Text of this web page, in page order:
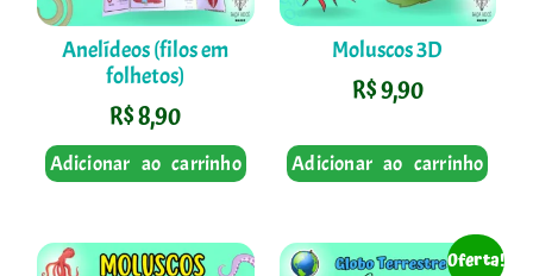
Anelídeos (filos em
folhetos)
R$8,90
Adicionar ao carrinho
Moluscos 3D
R$9,90
Adicionar ao carrinho
Oferta!